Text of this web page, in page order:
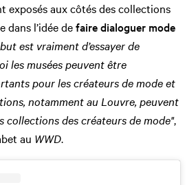
exposés aux côtés des collections
dans l’idée defaire dialoguer mode
est vraiment d’essayer de
les musées peuvent être
pour les créateurs de mode et
notamment au Louvre, peuvent
collections des créateurs de mode",
au WWD.